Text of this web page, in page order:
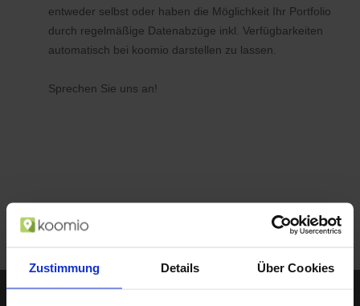
Zustimmung Details Über Cookies
entweder selbst oder haben die Möglichkeit Ihr Portfolio
durch regelmäßige Datenabzüge inkl. Verfügbarkeiten
automatisch bei koomio darstellen zu lassen.
Sprechen Sie uns an!
Sie werden gefunden, wenn ein Kunde z.B. mit